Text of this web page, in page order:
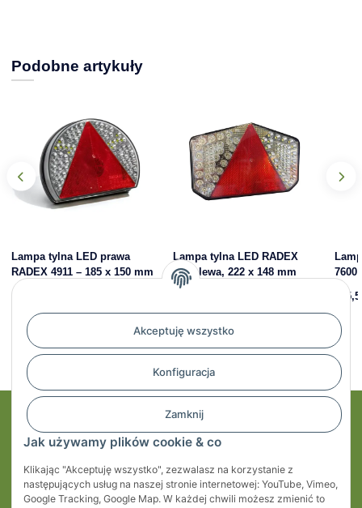
Akceptuję wszystko
Konfiguracja
Zamknij
Jak używamy plików cookie & co
Klikając "Akceptuję wszystko", zezwalasz na korzystanie z
następujących usług na naszej stronie internetowej: YouTube, Vimeo,
Google Tracking, Google Map. W każdej chwili możesz zmienić to
Podobne artykuły
Lampa tylna LED prawa
RADEX 4911 – 185 x 150 mm
Lampa tylna LED RADEX
7600 lewa, 222 x 148 mm
7600
Moje konto
Informacje